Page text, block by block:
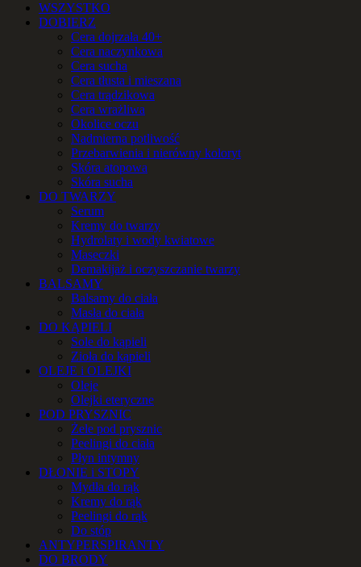
WSZYSTKO
DOBIERZ
Cera dojrzała 40+
Cera naczynkowa
Cera sucha
Cera tłusta i mieszana
Cera trądzikowa
Cera wrażliwa
Okolice oczu
Nadmierna potliwość
Przebarwienia i nierówny koloryt
Skóra atopowa
Skóra sucha
DO TWARZY
Serum
Kremy do twarzy
Hydrolaty i wody kwiatowe
Maseczki
Demakijaż i oczyszczanie twarzy
BALSAMY
Balsamy do ciała
Masła do ciała
DO KĄPIELI
Sole do kąpieli
Zioła do kąpieli
OLEJE i OLEJKI
Oleje
Olejki eteryczne
POD PRYSZNIC
Żele pod prysznic
Peelingi do ciała
Płyn intymny
DŁONIE i STOPY
Mydła do rąk
Kremy do rąk
Peelingi do rąk
Do stóp
ANTYPERSPIRANTY
DO BRODY